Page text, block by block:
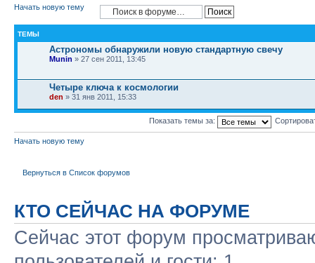
Начать новую тему
ТЕМЫ
Астрономы обнаружили новую стандартную свечу
Munin » 27 сен 2011, 13:45
Четыре ключа к космологии
den » 31 янв 2011, 15:33
Показать темы за:
Начать новую тему
Вернуться в Список форумов
КТО СЕЙЧАС НА ФОРУМЕ
Сейчас этот форум